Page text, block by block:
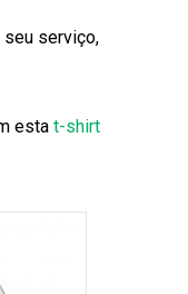
serviço,
esta t-shirt